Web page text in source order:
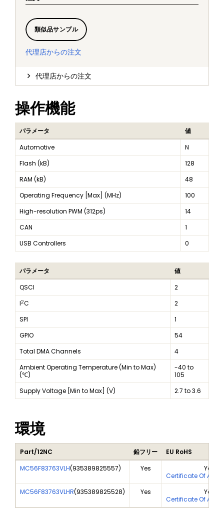
類似品サンプル
代理店からの注文
代理店からの注文
操作機能
パラメータ
値
Automotive
N
Flash (kB)
128
RAM (kB)
48
Operating Frequency [Max] (MHz)
100
High-resolution PWM (312ps)
14
CAN
1
USB Controllers
0
パラメータ
値
QSCI
2
I2C
2
SPI
1
GPIO
54
Total DMA Channels
4
Ambient Operating Temperature (Min to Max)
(℃)
-40 to
105
Supply Voltage [Min to Max] (V)
2.7 to 3.6
環境
Part/12NC 鉛フリー
EU RoHS
MC56F83763VLH(935389825557) Yes
Yes
Certificate Of
MC56F83763VLHR(935389825528) Yes
Yes
Certificate Of